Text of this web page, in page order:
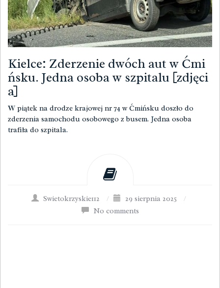
Kielce: Zderzenie dwóch aut w Ćmi
ńsku. Jedna osoba w szpitalu [zdjęci
a]
W piątek na drodze krajowej nr 74 w Ćmińsku doszło do
zderzenia samochodu osobowego z busem. Jedna osoba
trafiła do szpitala.
Swietokrzyskie112 / 29 sierpnia 2025
/
No comments